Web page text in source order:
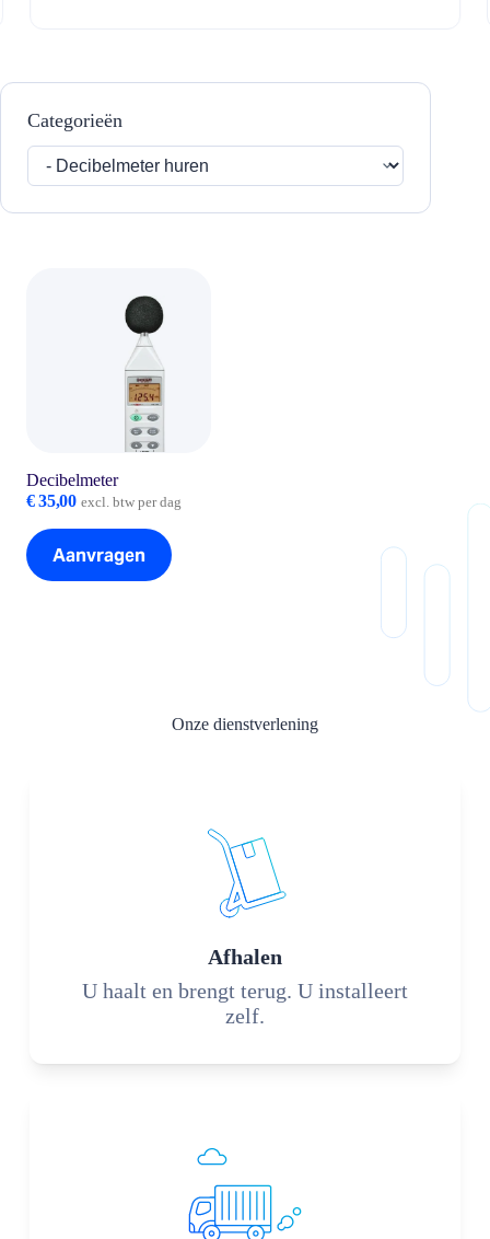
Decibelmeter
€35,00 excl. btw per dag
Aanvragen
Categorieën
Onze dienstverlening
Afhalen
U haalt en brengt terug. U installeert
zelf.